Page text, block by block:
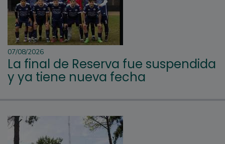
07/08/2026
La final de Reserva fue suspendida
y ya tiene nueva fecha